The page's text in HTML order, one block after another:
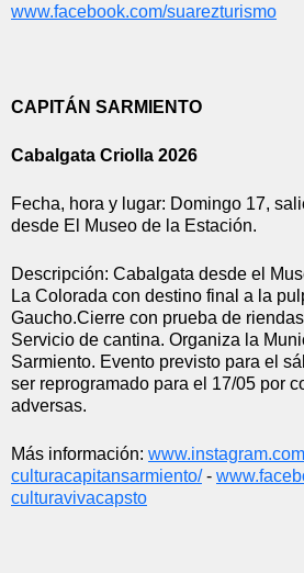
www.facebook.com/suarezturismo
CAPITÁN SARMIENTO
Cabalgata Criolla 2026
Fecha, hora y lugar: Domingo 17,
desde El Museo de la Estación.
Descripción: Cabalgata desde el
La Colorada con destino final a la
Gaucho.Cierre con prueba de
Servicio de cantina. Organiza la
Sarmiento. Evento previsto para el
ser reprogramado para el 17/05 por
adversas.
Más información:
culturacapitansarmiento/ -
culturavivacapsto